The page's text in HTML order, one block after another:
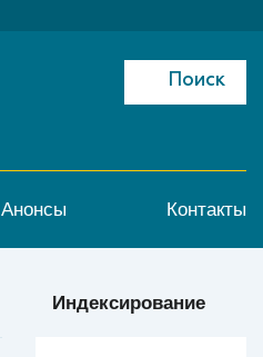
Поиск
Анонсы Контакты
Индексирование